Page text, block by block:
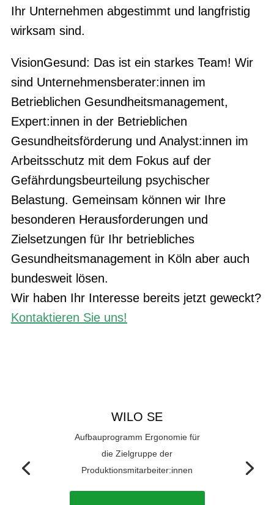
Ihr Unternehmen abgestimmt und langfristig
wirksam sind.
VisionGesund: Das ist ein starkes Team! Wir
sind Unternehmensberater:innen im
Betrieblichen Gesundheitsmanagement,
Expert:innen in der Betrieblichen
Gesundheitsförderung und Analyst:innen im
Arbeitsschutz mit dem Fokus auf der
Gefährdungsbeurteilung psychischer
Belastung. Gemeinsam können wir Ihre
besonderen Herausforderungen und
Zielsetzungen für Ihr betriebliches
Gesundheitsmanagement in Köln aber auch
bundesweit lösen.
Wir haben Ihr Interesse bereits jetzt geweckt?
Kontaktieren Sie uns!
WILO SE
Aufbauprogramm Ergonomie für
die Zielgruppe der
Produktionsmitarbeiter:innen